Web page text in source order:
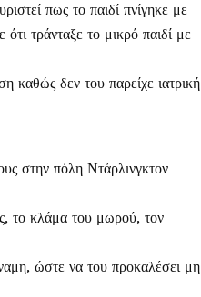
πως το παιδί πνίγηκε με
τράνταξε το μικρό παιδί με
καθώς δεν του παρείχε ιατρική
στην πόλη Ντάρλινγκτον
το κλάμα του μωρού, τον
ώστε να του προκαλέσει μη